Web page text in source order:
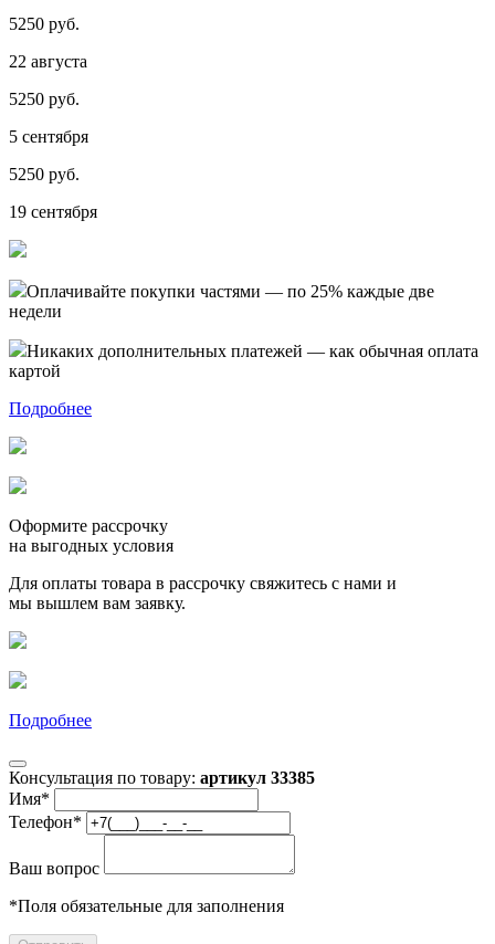
5250 руб.
22 августа
5250 руб.
5 сентября
5250 руб.
19 сентября
Оплачивайте покупки частями — по 25% каждые две
недели
Никаких дополнительных платежей — как обычная оплата
картой
Подробнее
Оформите рассрочку
на выгодных условия
Для оплаты товара в рассрочку свяжитесь с нами и
мы вышлем вам заявку.
Подробнее
Консультация по товару: артикул 33385
Имя*
Телефон*
Ваш вопрос
*Поля обязательные для заполнения